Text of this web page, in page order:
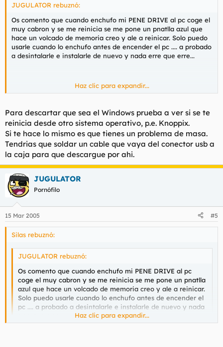
JUGULATOR rebuznó:
Os comento que cuando enchufo mi PENE DRIVE al pc coge el
muy cabron y se me reinicia se me pone un pnatlla azul que
hace un volcado de memoria creo y ale a reinicar. Solo puedo
usarle cuando lo enchufo antes de encender el pc .... a probado
a desintalarle e instalarle de nuevo y nada erre que erre...
Ustedes me ayuden, Gracias
Haz clic para expandir...
Para descartar que sea el Windows prueba a ver si se te
reinicia desde otro sistema operativo, p.e. Knoppix.
Si te hace lo mismo es que tienes un problema de masa.
Tendrias que soldar un cable que vaya del conector usb a
la caja para que descargue por ahi.
JUGULATOR
Pornófilo
15 Mar 2005 #5
Silas rebuznó:
JUGULATOR rebuznó:
Os comento que cuando enchufo mi PENE DRIVE al pc
coge el muy cabron y se me reinicia se me pone un pnatlla
azul que hace un volcado de memoria creo y ale a reinicar.
Solo puedo usarle cuando lo enchufo antes de encender el
pc .... a probado a desintalarle e instalarle de nuevo y nada
Haz clic para expandir...